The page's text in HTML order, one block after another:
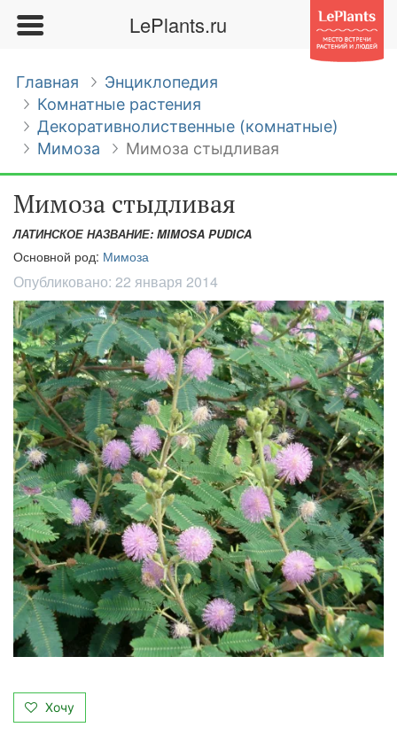
LePlants.ru
Главная
Энциклопедия
Комнатные растения
Декоративнолиственные (комнатные)
Мимоза
Мимоза стыдливая
Мимоза стыдливая
ЛАТИНСКОЕ НАЗВАНИЕ: MIMOSA PUDICA
Основной род: Мимоза
Опубликовано: 22 января 2014
Хочу